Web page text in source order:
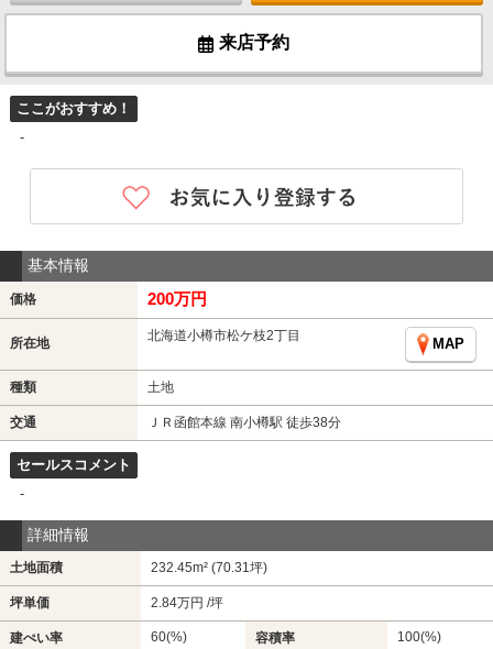
来店予約
ここがおすすめ！
-
基本情報
価格 200万円
所在地 北海道小樽市松ケ枝2丁目
MAP
種類 土地
交通 ＪＲ函館本線 南小樽駅 徒歩38分
セールスコメント
-
詳細情報
土地面積 232.45m² (70.31坪)
坪単価 2.84万円 /坪
建ぺい率 60(%) 容積率 100(%)